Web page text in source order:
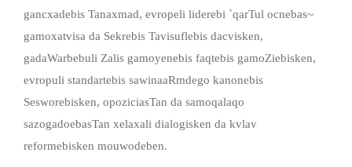
gancxadebis Tanaxmad, evropeli liderebi `qarTul ocnebas~
gamoxatvisa da Sekrebis Tavisuflebis dacvisken,
gadaWarbebuli Zalis gamoyenebis faqtebis gamoZiebisken,
evropuli standartebis sawinaaRmdego kanonebis
Sesworebisken, opoziciasTan da samoqalaqo
sazogadoebasTan xelaxali dialogisken da kvlav
reformebisken mouwodeben.